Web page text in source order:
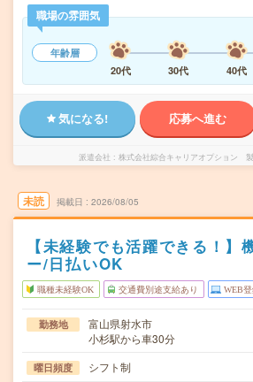
職場の雰囲気
年齢層
20代
30代 40代
気になる! 応募へ進む
派遣会社 株式会社綜合キャリアオプション 製
未読 掲載日 2026/08/05
【未経験でも活躍できる！】
ー/日払いOK
職種未経験OK 交通費別途支給あり WEB
勤務地
富山県射水市
小杉駅から車30分
曜日頻度 シフト制